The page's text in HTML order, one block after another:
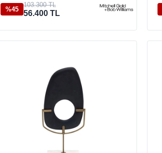
%45
103.300 TL
56.400 TL